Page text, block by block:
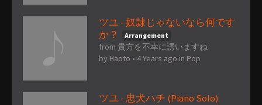
ツユ - 奴隷じゃないなら何です
か？
Arrangement
from 貴方を不幸に誘いますね
by Haoto • 4 Years ago in Pop
ツユ - 忠犬ハチ (Piano Solo)